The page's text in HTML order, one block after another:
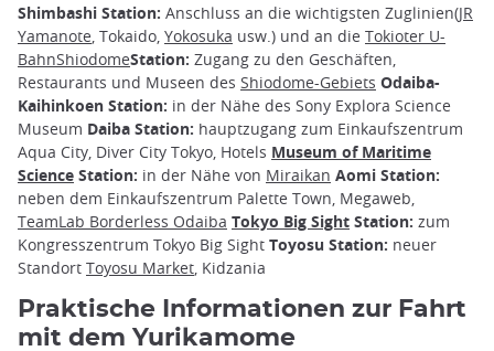
Shimbashi Station: Anschluss an die wichtigsten Zuglinien(JR
Yamanote, Tokaido, Yokosuka usw.) und an die Tokioter U-
BahnShiodomeStation: Zugang zu den Geschäften,
Restaurants und Museen des Shiodome-Gebiets Odaiba-
Kaihinkoen Station: in der Nähe des Sony Explora Science
Museum Daiba Station: hauptzugang zum Einkaufszentrum
Aqua City, Diver City Tokyo, Hotels Museum of Maritime
Science Station: in der Nähe von Miraikan Aomi Station:
neben dem Einkaufszentrum Palette Town, Megaweb,
TeamLab Borderless Odaiba Tokyo Big Sight Station: zum
Kongresszentrum Tokyo Big Sight Toyosu Station: neuer
Standort Toyosu Market, Kidzania
Praktische Informationen zur Fahrt
mit dem Yurikamome